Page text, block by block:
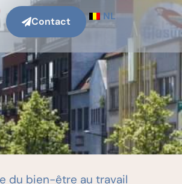
Contact NL
du bien-être au travail